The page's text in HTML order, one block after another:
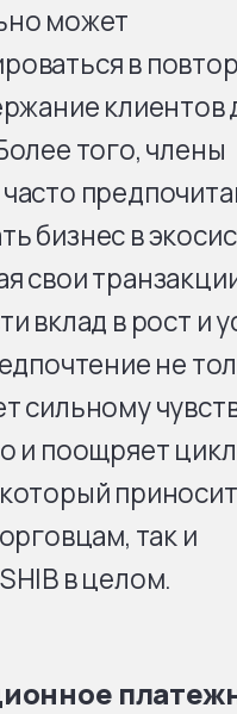
может
в
клиентов
того, члены
бизнес в
свои
вклад в рост и
не
сильному
и поощряет цикл
приносит
так и
в целом.